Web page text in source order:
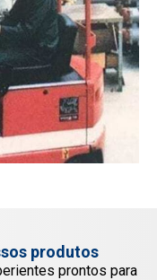
produtos
prontos para